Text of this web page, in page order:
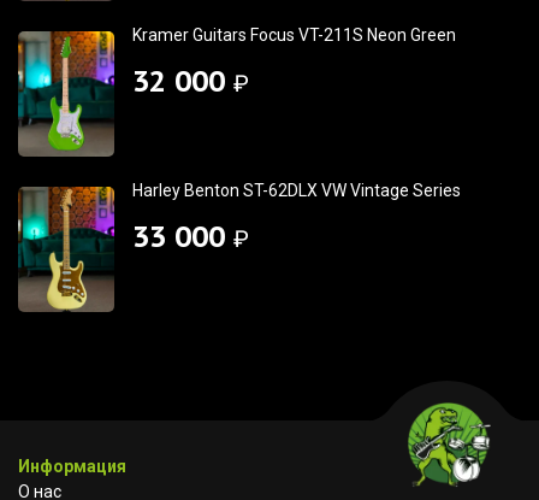
Kramer Guitars Focus VT-211S Neon Green
32 000 ₽
Harley Benton ST-62DLX VW Vintage Series
33 000 ₽
Информация
О нас